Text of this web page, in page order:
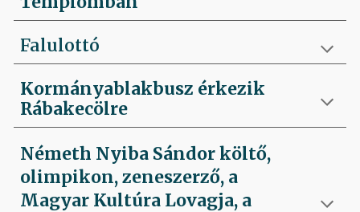
Falulottó
Kormányablakbusz érkezik
Rábakecölre
Németh Nyiba Sándor költő,
olimpikon, zeneszerző, a
Magyar Kultúra Lovagja, a